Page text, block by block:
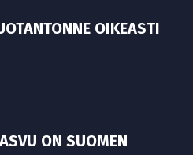
OIKEASTI
ON SUOMEN